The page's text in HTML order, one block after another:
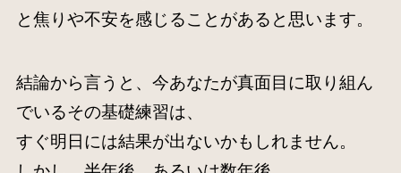
と焦りや不安を感じることがあると思います。
結論から言うと、今あなたが真面目に取り組ん
でいるその基礎練習は、
すぐ明日には結果が出ないかもしれません。